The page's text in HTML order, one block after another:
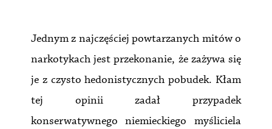
Jednym z najczęściej powtarzanych mitów o
narkotykach jest przekonanie, że zażywa się
je z czysto hedonistycznych pobudek. Kłam
tej opinii zadał przypadek
konserwatywnego niemieckiego myśliciela